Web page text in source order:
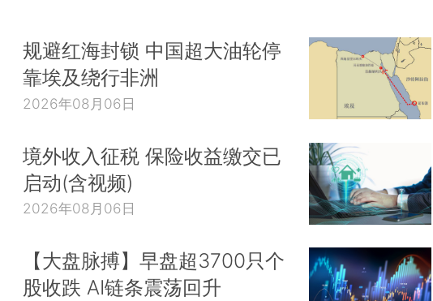
规避红海封锁 中国超大油轮停
靠埃及绕行非洲
2026年08月06日
境外收入征税 保险收益缴交已
启动(含视频)
2026年08月06日
【大盘脉搏】早盘超3700只个
股收跌 AI链条震荡回升